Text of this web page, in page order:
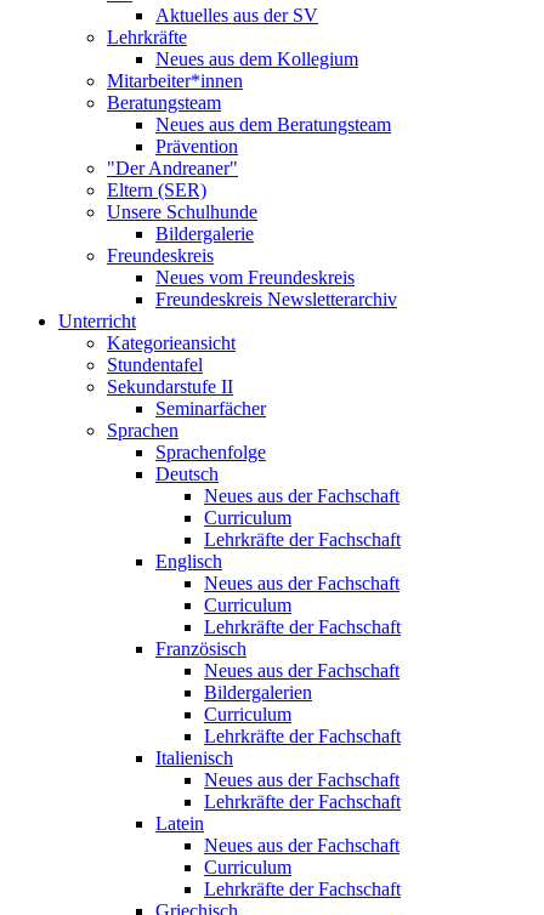
Aktuelles aus der SV
Lehrkräfte
Neues aus dem Kollegium
Mitarbeiter*innen
Beratungsteam
Neues aus dem Beratungsteam
Prävention
"Der Andreaner"
Eltern (SER)
Unsere Schulhunde
Bildergalerie
Freundeskreis
Neues vom Freundeskreis
Freundeskreis Newsletterarchiv
Unterricht
Kategorieansicht
Stundentafel
Sekundarstufe II
Seminarfächer
Sprachen
Sprachenfolge
Deutsch
Neues aus der Fachschaft
Curriculum
Lehrkräfte der Fachschaft
Englisch
Neues aus der Fachschaft
Curriculum
Lehrkräfte der Fachschaft
Französisch
Neues aus der Fachschaft
Bildergalerien
Curriculum
Lehrkräfte der Fachschaft
Italienisch
Neues aus der Fachschaft
Lehrkräfte der Fachschaft
Latein
Neues aus der Fachschaft
Curriculum
Lehrkräfte der Fachschaft